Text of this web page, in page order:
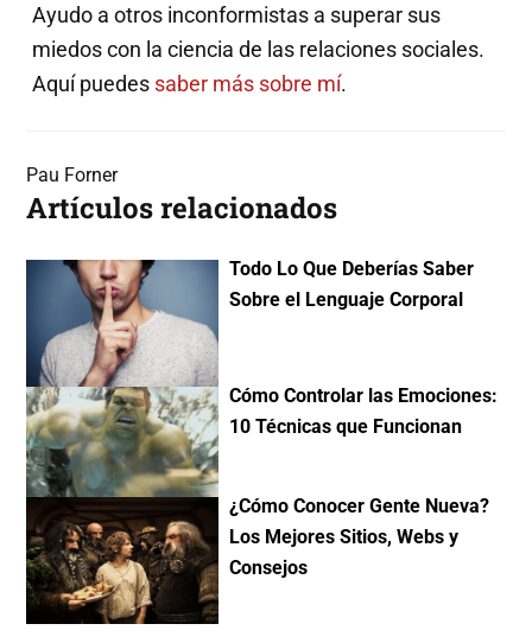
Ayudo a otros inconformistas a superar sus
miedos con la ciencia de las relaciones sociales.
Aquí puedes saber más sobre mí.
Pau Forner
Artículos relacionados
Todo Lo Que Deberías Saber
Sobre el Lenguaje Corporal
Cómo Controlar las Emociones:
10 Técnicas que Funcionan
¿Cómo Conocer Gente Nueva?
Los Mejores Sitios, Webs y
Consejos